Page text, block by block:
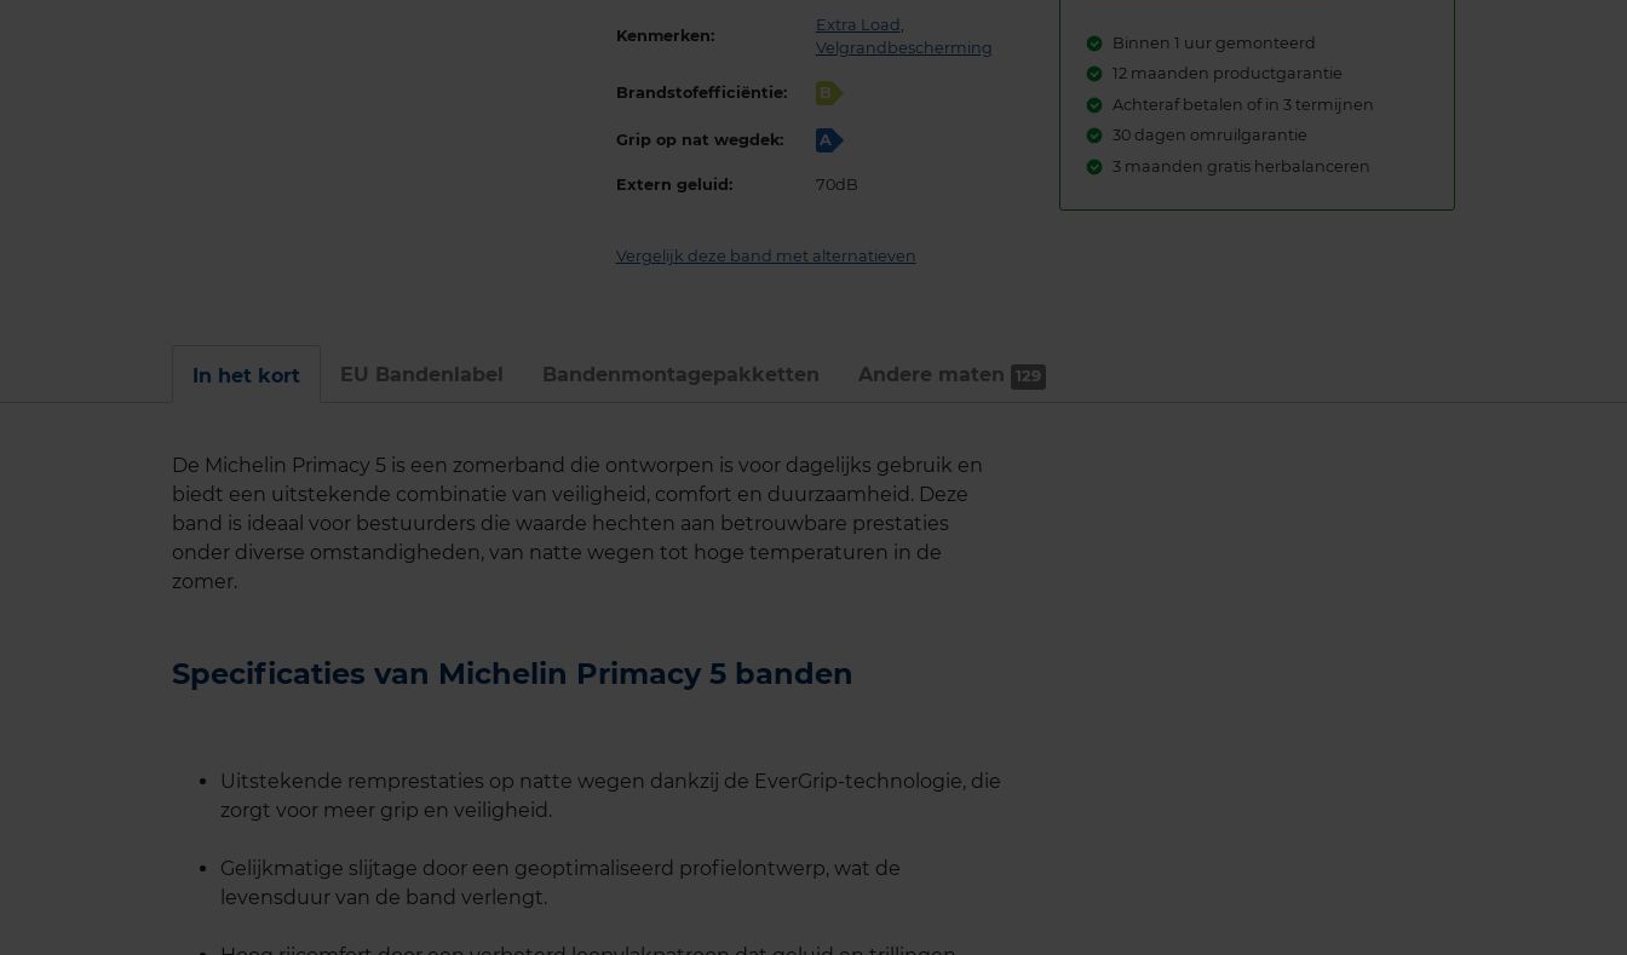
Kenmerken:
Extra Load ,
Velgrandbescherming
Brandstofefficiëntie: B
Grip op nat wegdek: A
Extern geluid: 70dB
Vergelijk deze band met alternatieven
Binnen 1 uur gemonteerd
12 maanden productgarantie
Achteraf betalen of in 3 termijnen
30 dagen omruilgarantie
3 maanden gratis herbalanceren
In het kort EU Bandenlabel Bandenmontage­pakketten Andere maten 129
De Michelin Primacy 5 is een zomerband die ontworpen is voor dagelijks gebruik en
biedt een uitstekende combinatie van veiligheid, comfort en duurzaamheid. Deze
band is ideaal voor bestuurders die waarde hechten aan betrouwbare prestaties
onder diverse omstandigheden, van natte wegen tot hoge temperaturen in de
zomer.
Specificaties van Michelin Primacy 5 banden
Uitstekende remprestaties op natte wegen dankzij de EverGrip-technologie, die
zorgt voor meer grip en veiligheid.
Gelijkmatige slijtage door een geoptimaliseerd profielontwerp, wat de
levensduur van de band verlengt.